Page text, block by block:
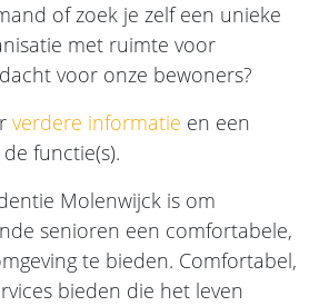
of zoek je zelf een unieke
met ruimte voor
voor onze bewoners?
verdere informatie en een
functie(s).
Molenwijck is om
senioren een comfortabele,
te bieden. Comfortabel,
bieden die het leven